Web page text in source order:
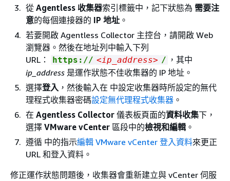
從 Agentless 收集器索引標籤中，記下狀態為 需要注
意的每個連接器的 IP 地址 。
若要開啟 Agentless Collector 主控台，請開啟 Web
瀏覽器。然後在地址列中輸入下列
URL：
https:// <ip_address> / ，其中
ip_address 是運作狀態不佳收集器的 IP 地址。
選擇登入 ，然後輸入在 中設定收集器時所設定的無代
理程式收集器密碼設定無代理程式收集器 。
在 Agentless Collector 儀表板頁面的資料收集下，
選擇 VMware vCenter 區段中的檢視和編輯 。
遵循 中的指示編輯 VMware vCenter 登入資料來更正
URL 和登入資料。
修正運作狀態問題後，收集器會重新建立與 vCenter 伺服